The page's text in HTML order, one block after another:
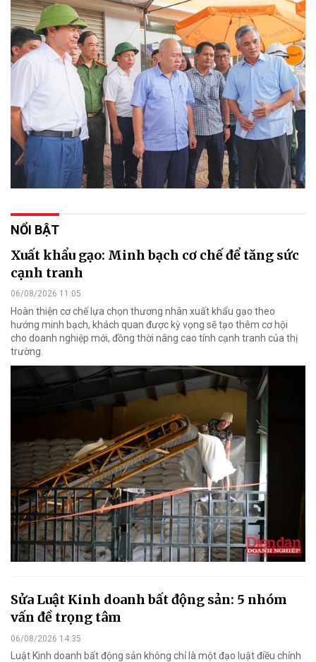
NỔI BẬT
Xuất khẩu gạo: Minh bạch cơ chế để tăng sức
cạnh tranh
06/08/2026 11:05
Hoàn thiện cơ chế lựa chọn thương nhân xuất khẩu gạo theo
hướng minh bạch, khách quan được kỳ vọng sẽ tạo thêm cơ hội
cho doanh nghiệp mới, đồng thời nâng cao tính cạnh tranh của thị
trường.
Sửa Luật Kinh doanh bất động sản: 5 nhóm
vấn đề trọng tâm
06/08/2026 14:35
Luật Kinh doanh bất động sản không chỉ là một đạo luật điều chỉnh